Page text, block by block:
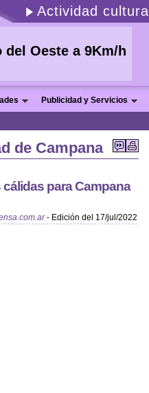
Actividad cultural
Publicidad y Servicios
de Campana
para Campana
- Edición del 17/jul/2022